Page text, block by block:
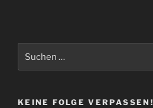
KEINE FOLGE VERPASSEN!